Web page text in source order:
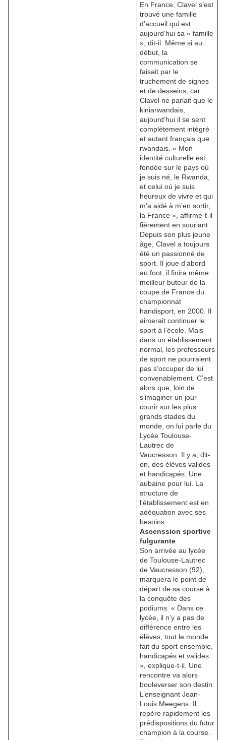
En France, Clavel s’est
trouvé une famille
d’accueil qui est
aujourd’hui sa « famille
», dit-il. Même si au
début, la
communication se
faisait par le
truchement de signes
et de desseins, car
Clavel ne parlait que le
kiniarwandais,
aujourd’hui il se sent
complètement intégré
et autant français que
rwandais. « Mon
identité culturelle est
fondée sur le pays où
je suis né, le Rwanda,
et celui où je suis
heureux de vivre et qui
m’a aidé à m’en sortir,
la France », affirme-t-il
fièrement en souriant.
Depuis son plus jeune
âge, Clavel a toujours
été un passionné de
sport. Il joue d’abord
au foot, il finira même
meilleur buteur de la
coupe de France du
championnat
handisport, en 2000. Il
aimerait continuer le
sport à l’école. Mais
dans un établissement
normal, les professeurs
de sport ne pourraient
pas s’occuper de lui
convenablement. C’est
alors que, loin de
s’imaginer un jour
courir sur les plus
grands stades du
monde, on lui parle du
Lycée Toulouse-
Lautrec de
Vaucresson. Il y a, dit-
on, des élèves valides
et handicapés. Une
aubaine pour lui. La
structure de
l’établissement est en
adéquation avec ses
besoins.
Ascenssion sportive
fulgurante
Son arrivée au lycée
de Toulouse-Lautrec
de Vaucresson (92),
marquera le point de
départ de sa course à
la conquête des
podiums. « Dans ce
lycée, il n’y a pas de
différence entre les
élèves, tout le monde
fait du sport ensemble,
handicapés et valides
», explique-t-il. Une
rencontre va alors
bouleverser son destin.
L’enseignant Jean-
Louis Meegens. Il
repère rapidement les
prédispositions du futur
champion à la course.